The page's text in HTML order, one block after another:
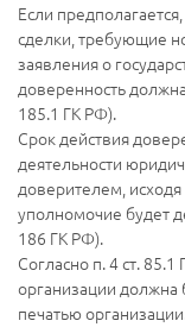
Если
сделки, требующие
заявления о
доверенность
185.1 ГК РФ).
Срок действия
деятельности
доверителем, исходя
уполномочие будет
186 ГК РФ).
Согласно п. 4 ст.
организации должна
печатью